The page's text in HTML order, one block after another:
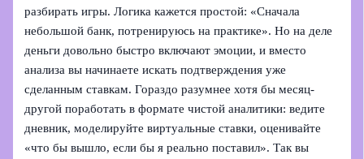
разбирать игры. Логика кажется простой: «Сначала
небольшой банк, потренируюсь на практике». Но на деле
деньги довольно быстро включают эмоции, и вместо
анализа вы начинаете искать подтверждения уже
сделанным ставкам. Гораздо разумнее хотя бы месяц-
другой поработать в формате чистой аналитики: ведите
дневник, моделируйте виртуальные ставки, оценивайте
«что бы вышло, если бы я реально поставил». Так вы